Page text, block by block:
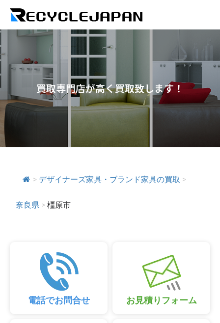
買取専門店が高く買取致します！
> デザイナーズ家具・ブランド家具の買取 >
奈良県 > 橿原市
電話でお問合せ お見積りフォーム